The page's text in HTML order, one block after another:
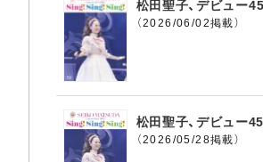
松田聖子、デビュー
（2026/06/02掲載）
松田聖子、デビュー
（2026/05/28掲載）